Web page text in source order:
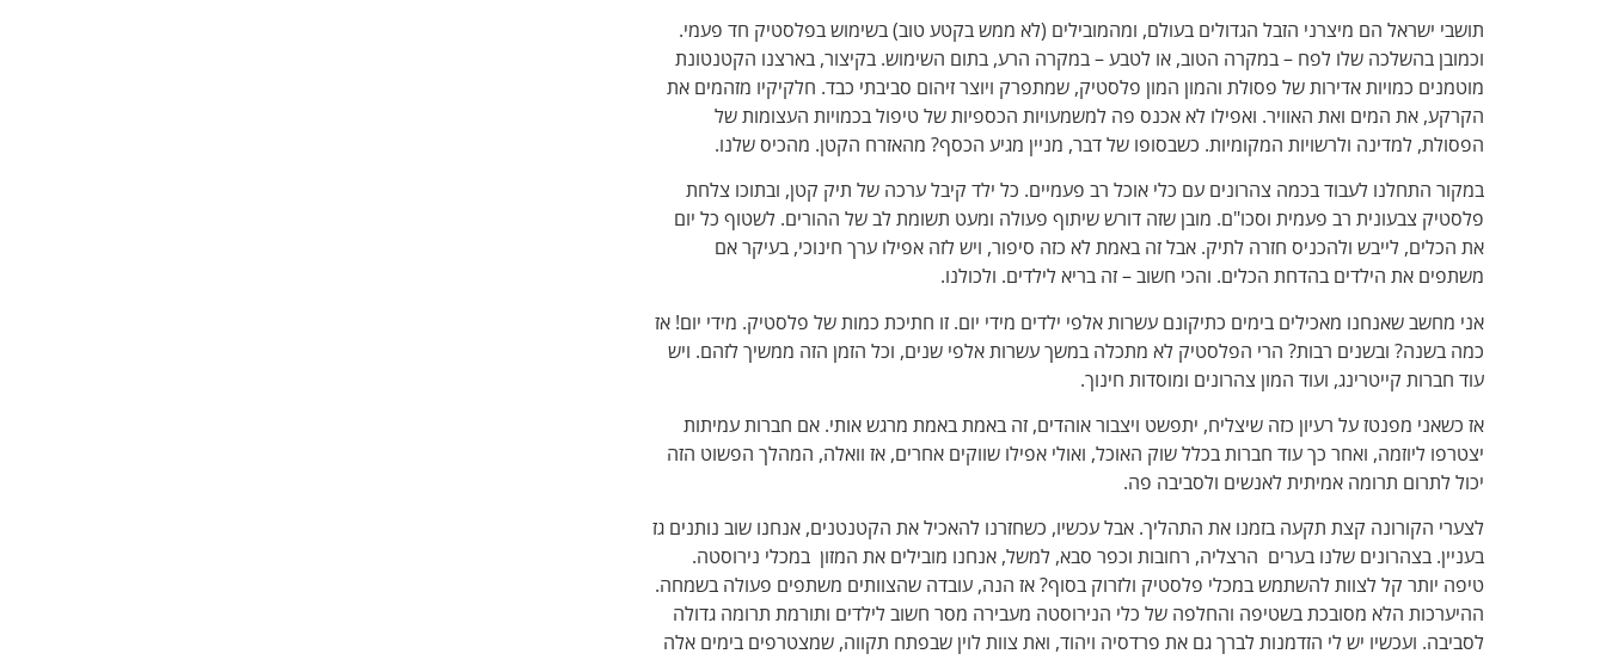
תושבי ישראל הם מיצרני הזבל הגדולים בעולם, ומהמובילים (לא ממש בקטע טוב) בשימוש בפלסטיק חד פעמי.
וכמובן בהשלכה שלו לפח – במקרה הטוב, או לטבע – במקרה הרע, בתום השימוש. בקיצור, בארצנו הקטנטונת
מוטמנים כמויות אדירות של פסולת והמון המון פלסטיק, שמתפרק ויוצר זיהום סביבתי כבד. חלקיקיו מזהמים את
הקרקע, את המים ואת האוויר. ואפילו לא אכנס פה למשמעויות הכספיות של טיפול בכמויות העצומות של
הפסולת, למדינה ולרשויות המקומיות. כשבסופו של דבר, מניין מגיע הכסף? מהאזרח הקטן. מהכיס שלנו.
במקור התחלנו לעבוד בכמה צהרונים עם כלי אוכל רב פעמיים. כל ילד קיבל ערכה של תיק קטן, ובתוכו צלחת
פלסטיק צבעונית רב פעמית וסכו"ם. מובן שזה דורש שיתוף פעולה ומעט תשומת לב של ההורים. לשטוף כל יום
את הכלים, לייבש ולהכניס חזרה לתיק. אבל זה באמת לא כזה סיפור, ויש לזה אפילו ערך חינוכי, בעיקר אם
משתפים את הילדים בהדחת הכלים. והכי חשוב – זה בריא לילדים. ולכולנו.
אני מחשב שאנחנו מאכילים בימים כתיקונם עשרות אלפי ילדים מידי יום. זו חתיכת כמות של פלסטיק. מידי יום! אז
כמה בשנה? ובשנים רבות? הרי הפלסטיק לא מתכלה במשך עשרות אלפי שנים, וכל הזמן הזה ממשיך לזהם. ויש
עוד חברות קייטרינג, ועוד המון צהרונים ומוסדות חינוך.
אז כשאני מפנטז על רעיון כזה שיצליח, יתפשט ויצבור אוהדים, זה באמת באמת מרגש אותי. אם חברות עמיתות
יצטרפו ליוזמה, ואחר כך עוד חברות בכלל שוק האוכל, ואולי אפילו שווקים אחרים, אז וואלה, המהלך הפשוט הזה
יכול לתרום תרומה אמיתית לאנשים ולסביבה פה.
לצערי הקורונה קצת תקעה בזמנו את התהליך. אבל עכשיו, כשחזרנו להאכיל את הקטנטנים, אנחנו שוב נותנים גז
בעניין. בצהרונים שלנו בערים הרצליה, רחובות וכפר סבא, למשל, אנחנו מובילים את המזון במכלי נירוסטה.
טיפה יותר קל לצוות להשתמש במכלי פלסטיק ולזרוק בסוף? אז הנה, עובדה שהצוותים משתפים פעולה בשמחה.
ההיערכות הלא מסובכת בשטיפה והחלפה של כלי הנירוסטה מעבירה מסר חשוב לילדים ותורמת תרומה גדולה
לסביבה. ועכשיו יש לי הזדמנות לברך גם את פרדסיה ויהוד, ואת צוות לוין שבפתח תקווה, שמצטרפים בימים אלה